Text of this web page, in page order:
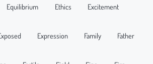
Equilibrium Ethics Excitement
Expression Family Father